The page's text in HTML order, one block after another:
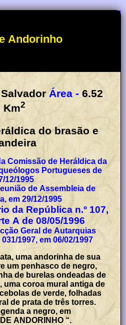
Andorinho
Área - 6.52
Km2
do brasão e
Comissão de Heráldica da
Portugueses de
12/1995
de Assembleia de
em 29/12/1995
da República n.º 107,
A de 08/05/1996
Geral de Autarquias
1997, em 06/02/1997
uma andorinha de sua
um penhasco de negro,
de burelas ondeadas de
uma coroa mural antiga de
de verde, folhadas
de prata de três torres.
a negro, em
ANDORINHO “.